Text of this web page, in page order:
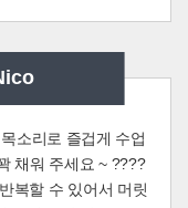
소리로 즐겁게 수업
채워 주세요 ~ ????
복할 수 있어서 머릿